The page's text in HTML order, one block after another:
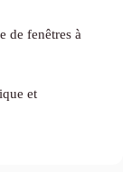
de fenêtres à
et